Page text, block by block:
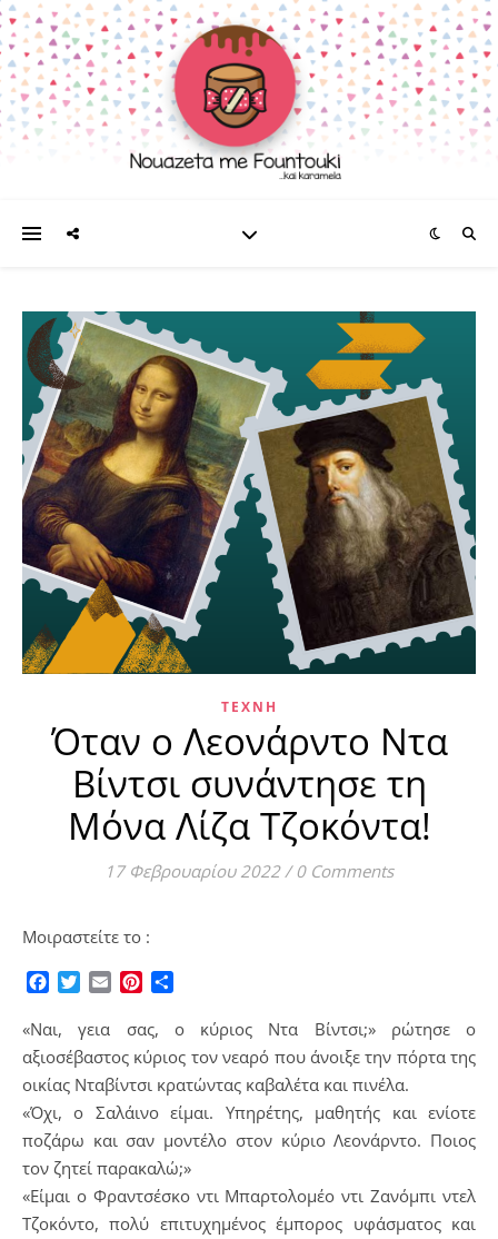
ΤΈΧΝΗ
Όταν ο Λεονάρντο Ντα
Βίντσι συνάντησε τη
Μόνα Λίζα Τζοκόντα!
17 Φεβρουαρίου 2022 / 0 Comments
Μοιραστείτε το :
Facebook
TwitterEmailPinterest
«Ναι, γεια σας, ο κύριος Ντα Βίντσι;» ρώτησε ο
αξιοσέβαστος κύριος τον νεαρό που άνοιξε την πόρτα της
οικίας Νταβίντσι κρατώντας καβαλέτα και πινέλα.
«Όχι, ο Σαλάινο είμαι. Υπηρέτης, μαθητής και ενίοτε
ποζάρω και σαν μοντέλο στον κύριο Λεονάρντο. Ποιος
τον ζητεί παρακαλώ;»
«Είμαι ο Φραντσέσκο ντι Μπαρτολομέο ντι Ζανόμπι ντελ
Τζοκόντο, πολύ επιτυχημένος έμπορος υφάσματος και